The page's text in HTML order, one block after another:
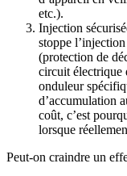
etc.).
Injection
stoppe
(protection de
circuit électrique
onduleur
d’accumulation
coût, c’est
lorsque
Peut-on craindre un